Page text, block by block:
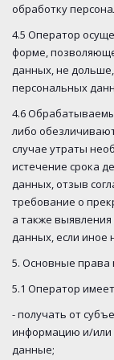
обработку
4.5 Оператор
форме,
данных, не
персональных
4.6
либо
случае утраты
истечение срока
данных, отзыв
требование о
а также
данных, если иное
5. Основные права
5.1 Оператор
- получать от
информацию и/или
данные;